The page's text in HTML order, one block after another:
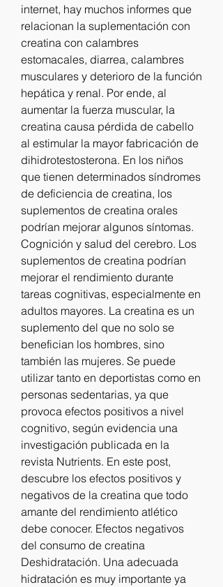
internet, hay muchos informes que
relacionan la suplementación con
creatina con calambres
estomacales, diarrea, calambres
musculares y deterioro de la función
hepática y renal. Por ende, al
aumentar la fuerza muscular, la
creatina causa pérdida de cabello
al estimular la mayor fabricación de
dihidrotestosterona. En los niños
que tienen determinados síndromes
de deficiencia de creatina, los
suplementos de creatina orales
podrían mejorar algunos síntomas.
Cognición y salud del cerebro. Los
suplementos de creatina podrían
mejorar el rendimiento durante
tareas cognitivas, especialmente en
adultos mayores. La creatina es un
suplemento del que no solo se
benefician los hombres, sino
también las mujeres. Se puede
utilizar tanto en deportistas como en
personas sedentarias, ya que
provoca efectos positivos a nivel
cognitivo, según evidencia una
investigación publicada en la
revista Nutrients. En este post,
descubre los efectos positivos y
negativos de la creatina que todo
amante del rendimiento atlético
debe conocer. Efectos negativos
del consumo de creatina
Deshidratación. Una adecuada
hidratación es muy importante ya